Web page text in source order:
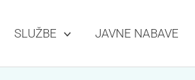
SLUŽBE JAVNE NABAVE